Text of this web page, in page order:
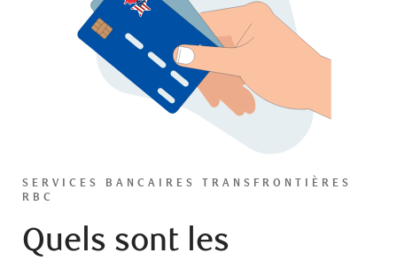
SERVICES BANCAIRES TRANSFRONTIÈRES
RBC
Quels sont les